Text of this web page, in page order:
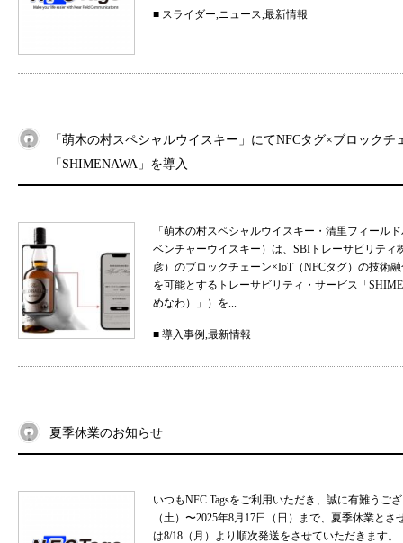
■ スライダー,ニュース,最新情報
「萌木の村スペシャルウイスキー」にてNFCタグ×ブロックチ
「SHIMENAWA」を導入
「萌木の村スペシャルウイスキー・清里フィール
ベンチャーウイスキー）は、SBIトレーサビリテ
彦）のブロックチェーン×IoT（NFCタグ）の技術
を可能とするトレーサビリティ・サービス「
めなわ）」）を...
■ 導入事例,最新情報
夏季休業のお知らせ
いつもNFC Tagsをご利用いただき、誠に有難う
（土）〜2025年8月17日（日）まで、夏季休業と
は8/18（月）より順次発送をさせていただきま